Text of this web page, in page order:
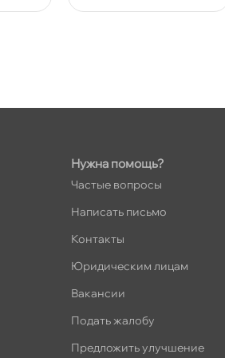
бесплатно
ш. 159 (Лента)
– 21:00
17к1 (Лента)
Нужна помощь?
Частые вопросы
Написать письмо
Контакты
Юридическим лицам
акансии
Подать жалобу
Предложить улучшение